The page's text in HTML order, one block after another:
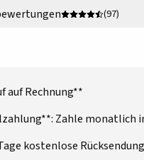
(97)
auf Rechnung**
Zahle monatlich
kostenlose Rücksendung